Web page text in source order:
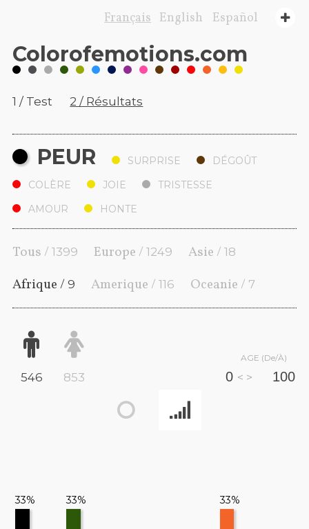
Colorofemotions.com
1 / Test 2 / Résultats
Español
English
Français
PEUR SURPRISE
DÉGOÛT
COLÈRE
JOIE
TRISTESSE
AMOUR
HONTE
Tous / 1399 Europe / 1249 Asie / 18
Afrique / 9 Amerique / 116 Oceanie / 7
546 853
AGE (De/À)
< >
33% 33% 33%